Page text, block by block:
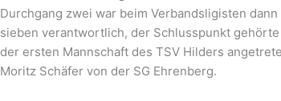
Durchgang zwei war beim Verbandsligisten
sieben verantwortlich, der Schlusspunkt
der ersten Mannschaft des TSV Hilders
Moritz Schäfer von der SG Ehrenberg.